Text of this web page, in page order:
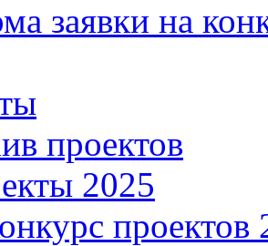
заявки на
проектов
2025
проектов